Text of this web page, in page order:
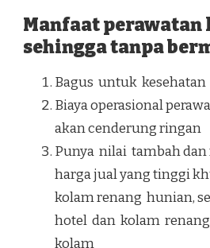
Manfaat perawatan
sehingga tanpa
Bagus untuk kesehatan
Biaya operasional
akan cenderung ringan
Punya nilai tambah
harga jual yang tinggi
kolam renang hunian,
hotel dan kolam
kolam